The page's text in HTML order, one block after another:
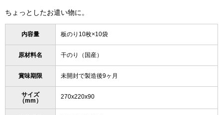
ちょっとしたお遣い物に。
内容量 板のり10枚×10袋
原材料名 干のり（国産）
賞味期限 未開封で製造後9ヶ月
サイズ
（mm）
270x220x90